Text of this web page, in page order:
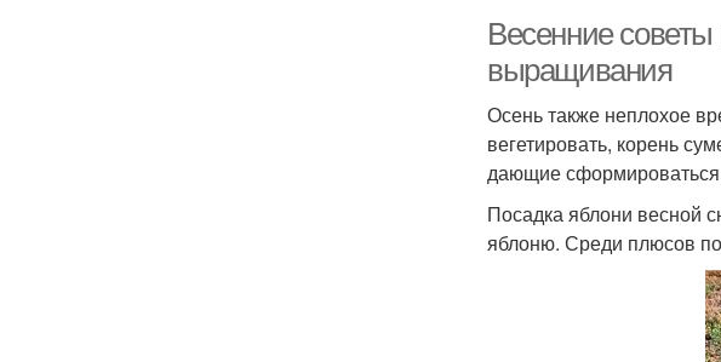
Весенние советы
выращивания
Осень также неплохое
вегетировать, корень
дающие сформироваться
Посадка яблони весной
яблоню. Среди плюсов